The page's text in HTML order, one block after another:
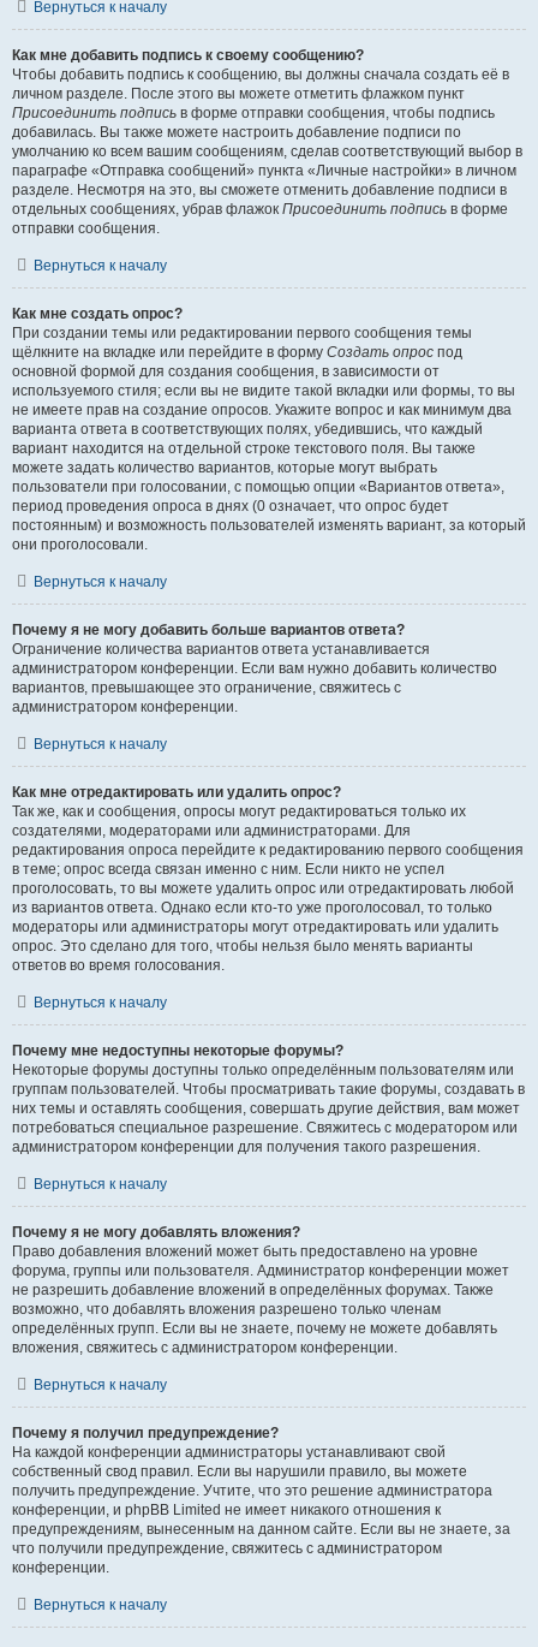
Вернуться к началу
Как мне добавить подпись к своему сообщению?
Чтобы добавить подпись к сообщению, вы должны сначала создать её в
личном разделе. После этого вы можете отметить флажком пункт
Присоединить подпись в форме отправки сообщения, чтобы подпись
добавилась. Вы также можете настроить добавление подписи по
умолчанию ко всем вашим сообщениям, сделав соответствующий выбор в
параграфе «Отправка сообщений» пункта «Личные настройки» в личном
разделе. Несмотря на это, вы сможете отменить добавление подписи в
отдельных сообщениях, убрав флажок Присоединить подпись в форме
отправки сообщения.
Вернуться к началу
Как мне создать опрос?
При создании темы или редактировании первого сообщения темы
щёлкните на вкладке или перейдите в форму Создать опрос под
основной формой для создания сообщения, в зависимости от
используемого стиля; если вы не видите такой вкладки или формы, то вы
не имеете прав на создание опросов. Укажите вопрос и как минимум два
варианта ответа в соответствующих полях, убедившись, что каждый
вариант находится на отдельной строке текстового поля. Вы также
можете задать количество вариантов, которые могут выбрать
пользователи при голосовании, с помощью опции «Вариантов ответа»,
период проведения опроса в днях (0 означает, что опрос будет
постоянным) и возможность пользователей изменять вариант, за который
они проголосовали.
Вернуться к началу
Почему я не могу добавить больше вариантов ответа?
Ограничение количества вариантов ответа устанавливается
администратором конференции. Если вам нужно добавить количество
вариантов, превышающее это ограничение, свяжитесь с
администратором конференции.
Вернуться к началу
Как мне отредактировать или удалить опрос?
Так же, как и сообщения, опросы могут редактироваться только их
создателями, модераторами или администраторами. Для
редактирования опроса перейдите к редактированию первого сообщения
в теме; опрос всегда связан именно с ним. Если никто не успел
проголосовать, то вы можете удалить опрос или отредактировать любой
из вариантов ответа. Однако если кто-то уже проголосовал, то только
модераторы или администраторы могут отредактировать или удалить
опрос. Это сделано для того, чтобы нельзя было менять варианты
ответов во время голосования.
Вернуться к началу
Почему мне недоступны некоторые форумы?
Некоторые форумы доступны только определённым пользователям или
группам пользователей. Чтобы просматривать такие форумы, создавать в
них темы и оставлять сообщения, совершать другие действия, вам может
потребоваться специальное разрешение. Свяжитесь с модератором или
администратором конференции для получения такого разрешения.
Вернуться к началу
Почему я не могу добавлять вложения?
Право добавления вложений может быть предоставлено на уровне
форума, группы или пользователя. Администратор конференции может
не разрешить добавление вложений в определённых форумах. Также
возможно, что добавлять вложения разрешено только членам
определённых групп. Если вы не знаете, почему не можете добавлять
вложения, свяжитесь с администратором конференции.
Вернуться к началу
Почему я получил предупреждение?
На каждой конференции администраторы устанавливают свой
собственный свод правил. Если вы нарушили правило, вы можете
получить предупреждение. Учтите, что это решение администратора
конференции, и phpBB Limited не имеет никакого отношения к
предупреждениям, вынесенным на данном сайте. Если вы не знаете, за
что получили предупреждение, свяжитесь с администратором
конференции.
Вернуться к началу